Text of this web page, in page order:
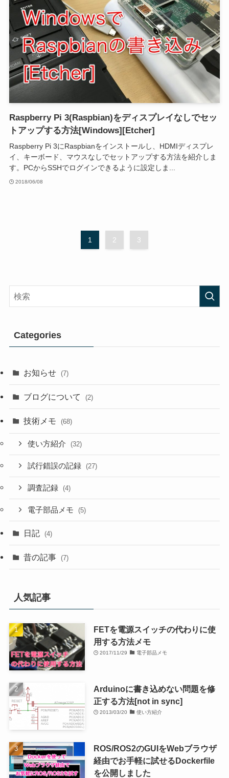
Raspberry Pi 3(Raspbian)をディスプレイなしでセッ
トアップする方法[Windows][Etcher]
Raspberry Pi 3にRaspbianをインストールし、HDMIディスプレ
イ、キーボード、マウスなしでセットアップする方法を紹介しま
す。PCからSSHでログインできるように設定しま...
2018/06/08
1 2 3
Categories
お知らせ (7)
ブログについて (2)
技術メモ (68)
使い方紹介 (32)
試行錯誤の記録 (27)
調査記録 (4)
電子部品メモ (5)
日記 (4)
昔の記事 (7)
人気記事
FETを電源スイッチの代わりに使
用する方法メモ
2017/11/29 電子部品メモ
Arduinoに書き込めない問題を修
正する方法[not in sync]
2013/03/20 使い方紹介
ROS/ROS2のGUIをWebブラウザ
経由でお手軽に試せるDockerfile
を公開しました